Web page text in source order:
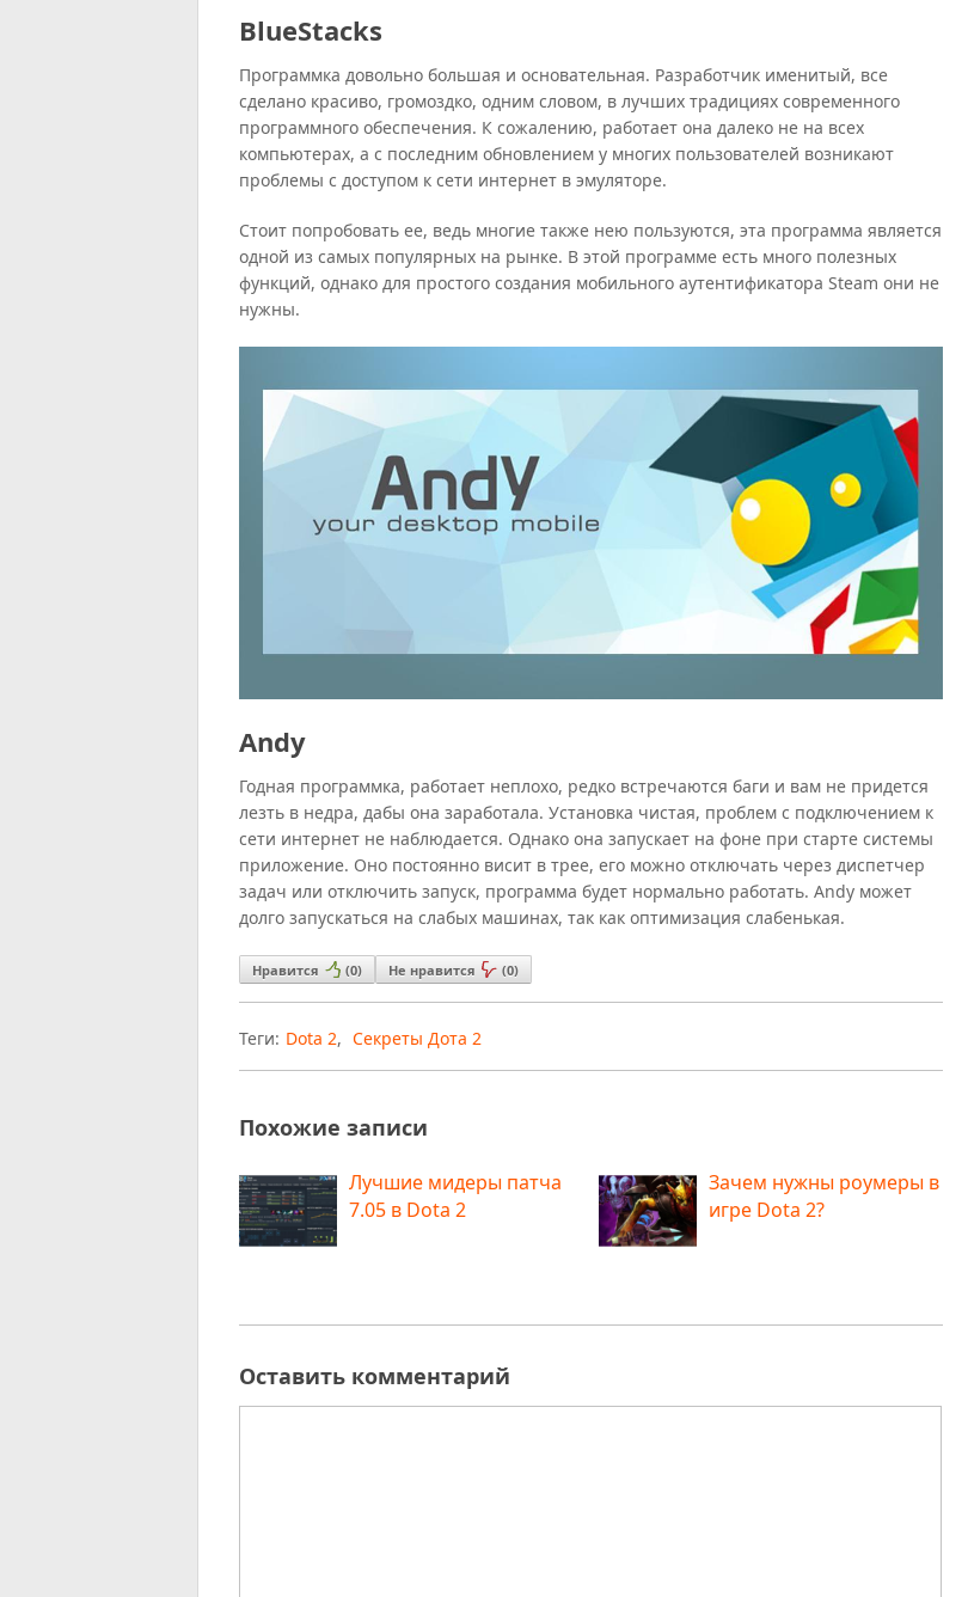
BlueStacks
Программка довольно большая и основательная. Разработчик именитый, все
сделано красиво, громоздко, одним словом, в лучших традициях современного
программного обеспечения. К сожалению, работает она далеко не на всех
компьютерах, а с последним обновлением у многих пользователей возникают
проблемы с доступом к сети интернет в эмуляторе.
Стоит попробовать ее, ведь многие также нею пользуются, эта программа является
одной из самых популярных на рынке. В этой программе есть много полезных
функций, однако для простого создания мобильного аутентификатора Steam они не
нужны.
Andy
Годная программка, работает неплохо, редко встречаются баги и вам не придется
лезть в недра, дабы она заработала. Установка чистая, проблем с подключением к
сети интернет не наблюдается. Однако она запускает на фоне при старте системы
приложение. Оно постоянно висит в трее, его можно отключать через диспетчер
задач или отключить запуск, программа будет нормально работать. Andy может
долго запускаться на слабых машинах, так как оптимизация слабенькая.
Нравится (0) Не нравится (0)
Теги: Dota 2, Секреты Дота 2
Похожие записи
Лучшие мидеры патча
7.05 в Dota 2
Зачем нужны роумеры в
игре Dota 2?
Оставить комментарий